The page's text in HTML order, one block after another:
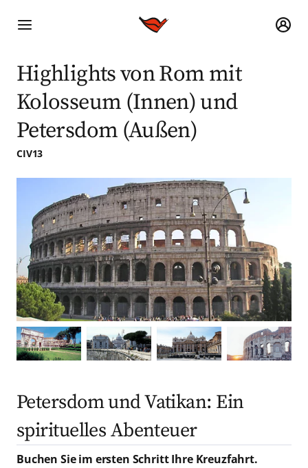
Highlights von Rom mit
Kolosseum (Innen) und
Petersdom (Außen)
CIV13
Petersdom und Vatikan: Ein
spirituelles Abenteuer
Buchen Sie im ersten Schritt Ihre Kreuzfahrt.